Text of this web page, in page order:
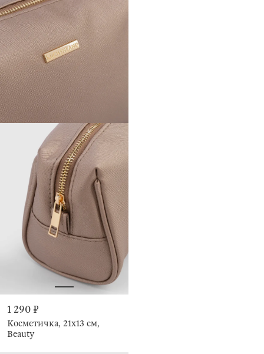
1 290 ₽
Косметичка, 21х13 см,
Beauty